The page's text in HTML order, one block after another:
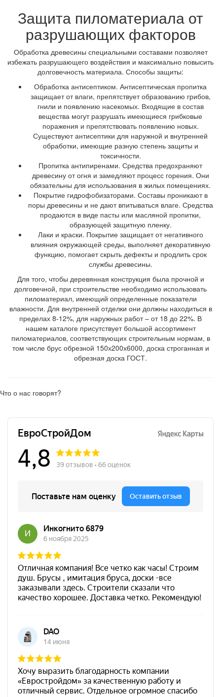
Защита пиломатериала от
разрушающих факторов
Обработка древесины специальными составами позволяет
избежать разрушающего воздействия и максимально повысить
долговечность материала. Способы защиты:
Обработка антисептиком. Антисептическая пропитка
защищает от влаги, препятствует образованию грибов,
гнили и появлению насекомых. Входящие в состав
вещества могут разрушать имеющиеся грибковые
поражения и препятствовать появлению новых.
Существуют антисептики для наружной и внутренней
обработки, имеющие разную степень защиты и
токсичности.
Пропитка антипиренами. Средства предохраняют
древесину от огня и замедляют процесс горения. Они
обязательны для использования в жилых помещениях.
Покрытие гидрофобизаторами. Составы проникают в
поры древесины и не дают впитываться влаге. Средства
продаются в виде пасты или масляной пропитки,
образующей защитную пленку.
Лаки и краски. Покрытие защищает от негативного
влияния окружающей среды, выполняет декоративную
функцию, помогает скрыть дефекты и продлить срок
службы древесины.
Для того, чтобы деревянная конструкция была прочной и
долговечной, при строительстве необходимо использовать
пиломатериал, имеющий определенные показатели
влажности. Для внутренней отделки они должны находиться в
пределах 8-12%, для наружных работ – от 18 до 22%. В
нашем каталоге присутствует большой ассортимент
пиломатериалов, соответствующих строительным нормам, в
том числе брус обрезной 150х200х6000, доска строганная и
обрезная доска ГОСТ.
Что о нас говорят?